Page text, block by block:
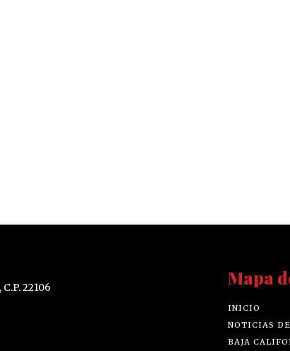
22106
Mapa
INICIO
NOTICIAS
BAJA